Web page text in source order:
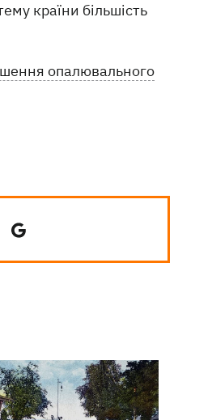
країни більшість
опалювального